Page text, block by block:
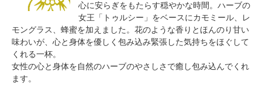
心に安らぎをもたらす穏やかな時間。ハーブの
女王「トゥルシー」をベースにカモミール、レ
モングラス、蜂蜜を加えました。花のような香りとほんのり甘い
味わいが、心と身体を優しく包み込み緊張した気持ちをほぐして
くれる一杯。
女性の心と身体を自然のハーブのやさしさで癒し包み込んでくれ
ます。